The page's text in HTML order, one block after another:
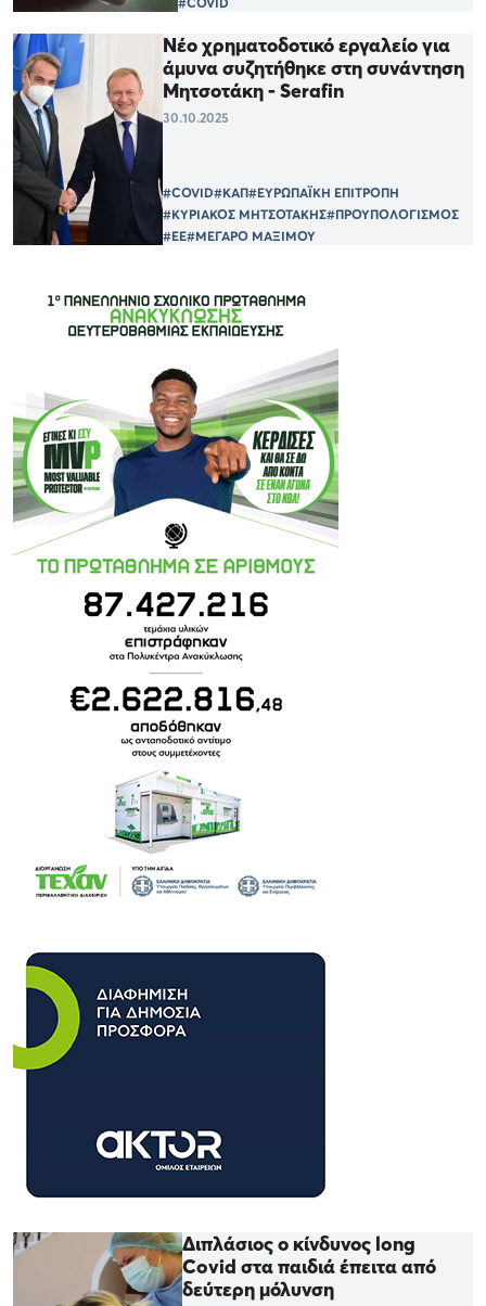
Νέο χρηματοδοτικό εργαλείο για
άμυνα συζητήθηκε στη συνάντηση
Μητσοτάκη - Serafin
30.10.2025
#COVID#ΚΑΠ#ΕΥΡΩΠΑΪΚΗ ΕΠΙΤΡΟΠΗ
#ΚΥΡΙΑΚΟΣ ΜΗΤΣΟΤΑΚΗΣ#ΠΡΟΥΠΟΛΟΓΙΣΜΟΣ
#ΕΕ#ΜΕΓΑΡΟ ΜΑΞΙΜΟΥ
Διπλάσιος ο κίνδυνος long
Covid στα παιδιά έπειτα από
δεύτερη μόλυνση